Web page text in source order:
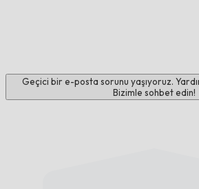
Geçici bir e-posta sorunu yaşıyoruz.
Bizimle sohbet edin!